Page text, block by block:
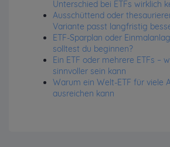
Unterschied bei ETFs wirklich
Ausschüttend oder
Variante passt langfristig
ETF-Sparplan oder
solltest du beginnen?
Ein ETF oder mehrere ETFs –
sinnvoller sein kann
Warum ein Welt-ETF für viele
ausreichen kann